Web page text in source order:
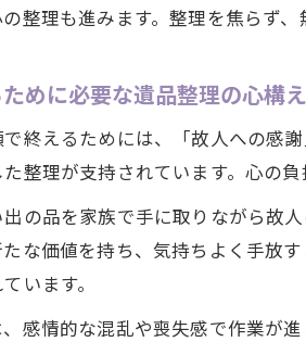
整理も進みます。整理を焦らず
めに必要な遺品整理の心構え
終えるためには、「故人への感
整理が支持されています。心の
の品を家族で手に取りながら故
な価値を持ち、気持ちよく手放
います。
感情的な混乱や喪失感で作業が